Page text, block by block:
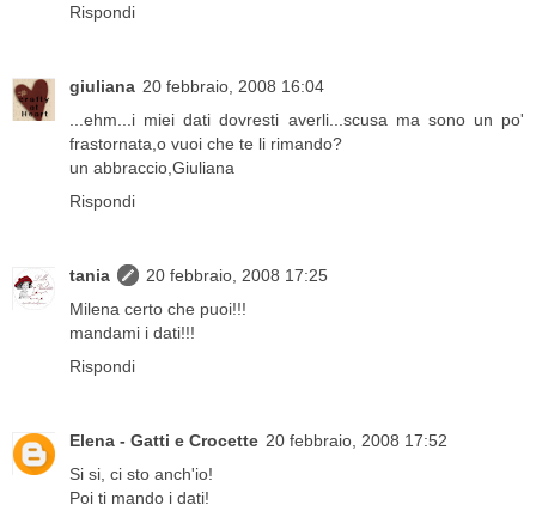
Rispondi
giuliana 20 febbraio, 2008 16:04
...ehm...i miei dati dovresti averli...scusa ma sono un po'
frastornata,o vuoi che te li rimando?
un abbraccio,Giuliana
Rispondi
tania
20 febbraio, 2008 17:25
Milena certo che puoi!!!
mandami i dati!!!
Rispondi
Elena - Gatti e Crocette 20 febbraio, 2008 17:52
Si si, ci sto anch'io!
Poi ti mando i dati!